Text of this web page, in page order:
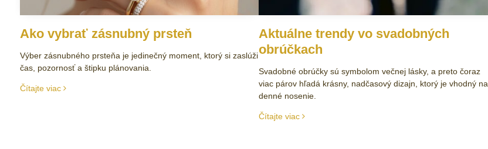
Ako vybrať zásnubný prsteň
Výber zásnubného prsteňa je jedinečný moment, ktorý si zaslúži
čas, pozornosť a štipku plánovania.
Čítajte viac
Aktuálne trendy vo svadobných
obrúčkach
Svadobné obrúčky sú symbolom večnej lásky, a preto čoraz
viac párov hľadá krásny, nadčasový dizajn, ktorý je vhodný na
denné nosenie.
Čítajte viac